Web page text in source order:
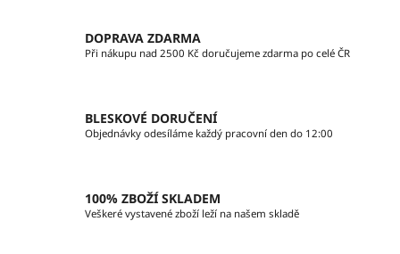
í
p
k
y
p
i
í
DOPRAVA ZDARMA
Při nákupu nad 2500 Kč doručujeme zdarma po celé ČR
BLESKOVÉ DORUČENÍ
Objednávky odesíláme každý pracovní den do 12:00
100% ZBOŽÍ SKLADEM
Veškeré vystavené zboží leží na našem skladě